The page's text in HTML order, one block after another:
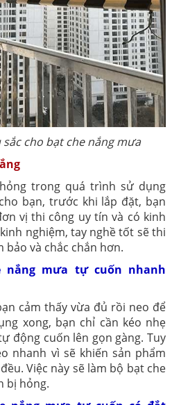
cho bạt che nắng mưa
trong quá trình sử dụng
bạn, trước khi lắp đặt, bạn
vị thi công uy tín và có kinh
nghiệm, tay nghề tốt sẽ thi
bảo và chắc chắn hơn.
nắng mưa tự cuốn nhanh
cảm thấy vừa đủ rồi neo để
xong, bạn chỉ cần kéo nhẹ
động cuốn lên gọn gàng. Tuy
nhanh vì sẽ khiến sản phẩm
Việc này sẽ làm bộ bạt che
bị hỏng.